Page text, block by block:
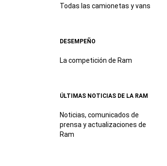
Todas las camionetas y vans
DESEMPEÑO
La competición de Ram
ÚLTIMAS NOTICIAS DE LA RAM
Noticias, comunicados de
prensa y actualizaciones de
Ram